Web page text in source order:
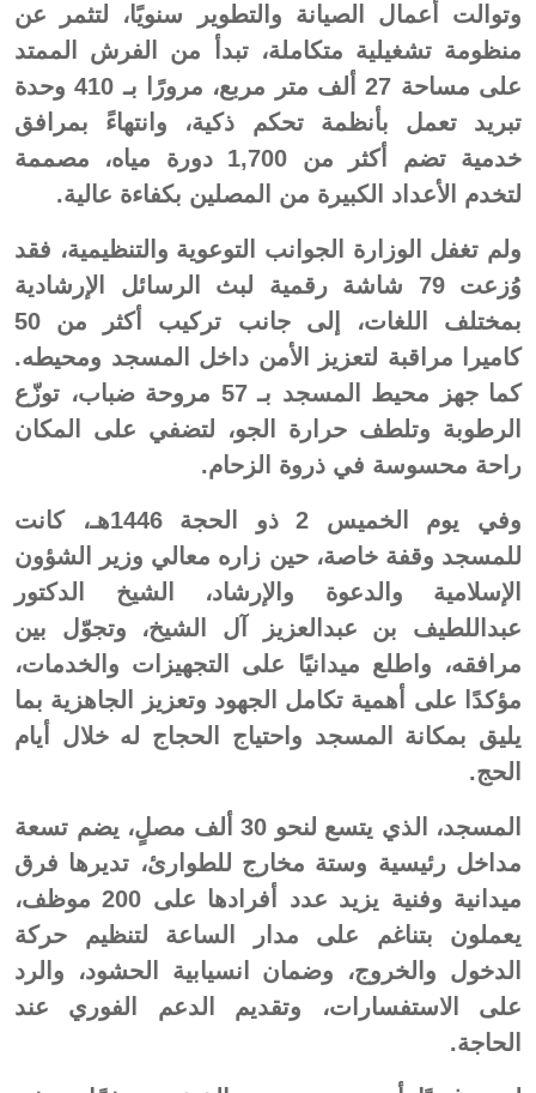
وتوالت أعمال الصيانة والتطوير سنويًا، لتثمر عن
منظومة تشغيلية متكاملة، تبدأ من الفرش الممتد
على مساحة 27 ألف متر مربع، مرورًا بـ 410 وحدة
تبريد تعمل بأنظمة تحكم ذكية، وانتهاءً بمرافق
خدمية تضم أكثر من 1,700 دورة مياه، مصممة
لتخدم الأعداد الكبيرة من المصلين بكفاءة عالية.
ولم تغفل الوزارة الجوانب التوعوية والتنظيمية، فقد
وُزعت 79 شاشة رقمية لبث الرسائل الإرشادية
بمختلف اللغات، إلى جانب تركيب أكثر من 50
كاميرا مراقبة لتعزيز الأمن داخل المسجد ومحيطه.
كما جهز محيط المسجد بـ 57 مروحة ضباب، توزّع
الرطوبة وتلطف حرارة الجو، لتضفي على المكان
راحة محسوسة في ذروة الزحام.
وفي يوم الخميس 2 ذو الحجة 1446هـ، كانت
للمسجد وقفة خاصة، حين زاره معالي وزير الشؤون
الإسلامية والدعوة والإرشاد، الشيخ الدكتور
عبداللطيف بن عبدالعزيز آل الشيخ، وتجوّل بين
مرافقه، واطلع ميدانيًا على التجهيزات والخدمات،
مؤكدًا على أهمية تكامل الجهود وتعزيز الجاهزية بما
يليق بمكانة المسجد واحتياج الحجاج له خلال أيام
الحج.
المسجد، الذي يتسع لنحو 30 ألف مصلٍ، يضم تسعة
مداخل رئيسية وستة مخارج للطوارئ، تديرها فرق
ميدانية وفنية يزيد عدد أفرادها على 200 موظف،
يعملون بتناغم على مدار الساعة لتنظيم حركة
الدخول والخروج، وضمان انسيابية الحشود، والرد
على الاستفسارات، وتقديم الدعم الفوري عند
الحاجة.